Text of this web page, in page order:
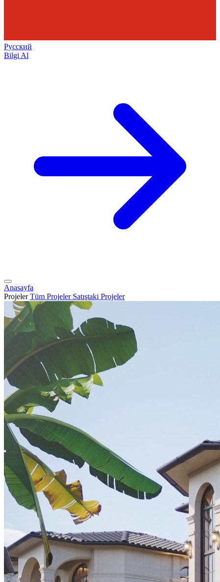
Русский
Bilgi Al
Anasayfa
ProjelerTüm Projeler Satıştaki Projeler